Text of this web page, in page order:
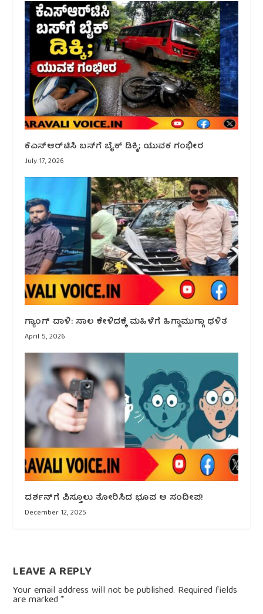
ಕೆಎಸ್‌ಆರ್‌ಟಿಸಿ ಬಸ್‌ಗೆ ಬೈಕ್ ಡಿಕ್ಕಿ; ಯುವಕ ಗಂಭೀರ
July 17, 2026
ಗ್ಯಾಂಗ್ ದಾಳಿ: ಸಾಲ ಕೇಳಿದಕ್ಕೆ ಮಹಿಳೆಗೆ ಹಿಗ್ಗಾಮುಗ್ಗಾ ಥಳಿತ
April 5, 2026
ದರ್ಶನ್‌ಗೆ ಪಿಸ್ತೂಲು ತೋರಿಸಿದ ಭೂಪ ಆ ಸಂದೀಪ!
December 12, 2025
LEAVE A REPLY
Your email address will not be published. Required fields
are marked*